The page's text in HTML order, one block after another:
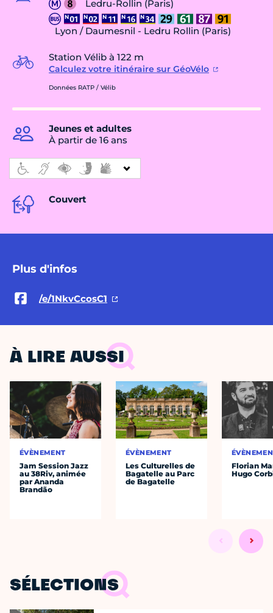
Ledru-Rollin (Paris)
Lyon / Daumesnil - Ledru Rollin (Paris)
Station Vélib à 122 m
Calculez votre itinéraire sur GéoVélo
Données RATP / Vélib
Jeunes et adultes
À partir de 16 ans
Couvert
Plus d'infos
/e/1NkvCcosC1
À LIRE AUSSI
ÉVÈNEMENT
Jam Session Jazz
au 38Riv, animée
par Ananda
Brandão
ÉVÈNEMENT
Les Culturelles de
Bagatelle au Parc
de Bagatelle
Florian
Hugo
SÉLECTIONS